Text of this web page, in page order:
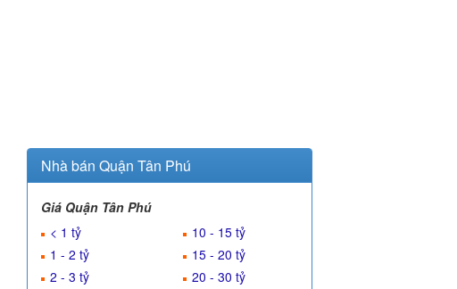
Nhà bán Quận Tân Phú
Giá Quận Tân Phú
< 1 tỷ
1 - 2 tỷ
2 - 3 tỷ
10 - 15 tỷ
15 - 20 tỷ
20 - 30 tỷ